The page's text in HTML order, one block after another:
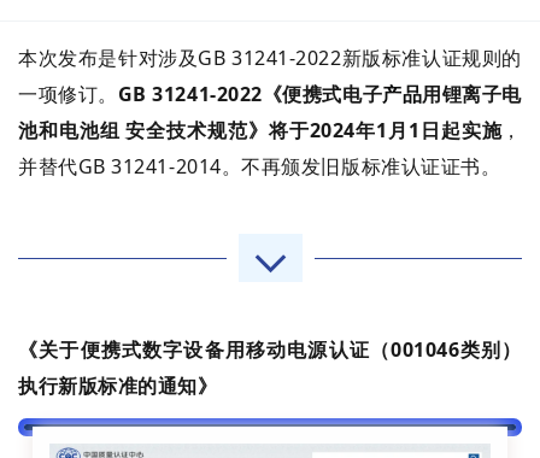
本次发布是针对涉及GB 31241-2022新版标准认证规则的
一项修订。 GB 31241-2022《便携式电子产品用锂离子电
池和电池组 安全技术规范》将于2024年1月1日起实施，
并替代GB 31241-2014。不再颁发旧版标准认证证书。
《关于便携式数字设备用移动电源认证（001046类别）
执行新版标准的通知》